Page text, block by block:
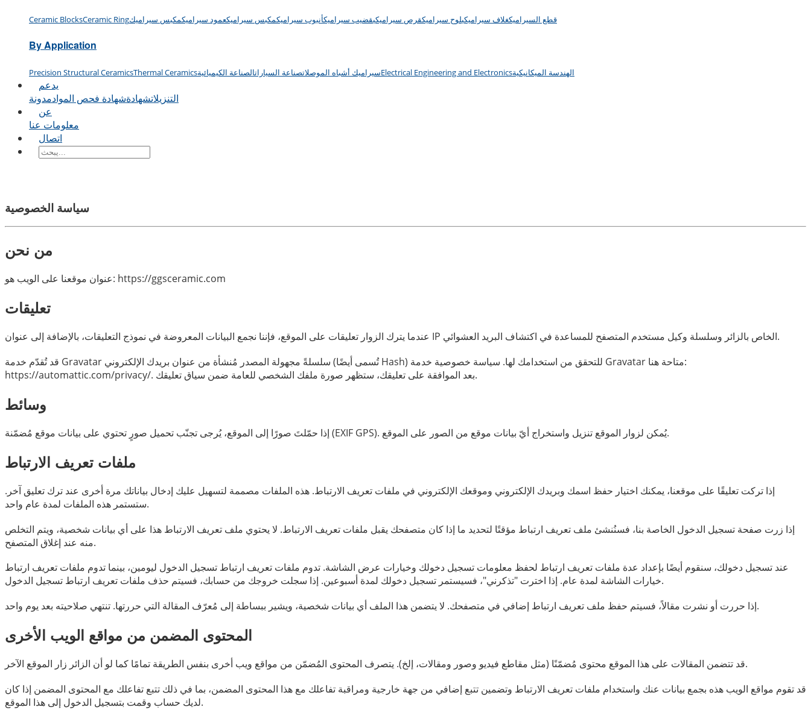
Ceramic BlocksCeramic Ring قطع السيراميكغلاف سيراميكيلوح سيراميكقرص سيراميكيقضيب سيراميكأنبوب سيراميكمكبس سيراميكعمود سيراميكمكبس سيراميك
By Application
Precision Structural CeramicsThermal Ceramics سيراميك أشباه الموصلاتصناعة السياراتالصناعة الكيميائية Electrical Engineering and Electronicsالهندسة الميكانيكية
يدعم
التنزيلاتشهادةشهادة فحص الموادمدونة
عن
معلومات عنا
اتصال
سياسة الخصوصية
من نحن
عنوان موقعنا على الويب هو: https://ggsceramic.com
تعليقات
عندما يترك الزوار تعليقات على الموقع، فإننا نجمع البيانات المعروضة في نموذج التعليقات، بالإضافة إلى عنوان IP الخاص بالزائر وسلسلة وكيل مستخدم المتصفح للمساعدة في اكتشاف البريد العشوائي.
قد تُقدّم خدمة Gravatar سلسلةً مجهولة المصدر مُنشأة من عنوان بريدك الإلكتروني (تُسمى أيضًا Hash) للتحقق من استخدامك لها. سياسة خصوصية خدمة Gravatar متاحة هنا:
https://automattic.com/privacy/. بعد الموافقة على تعليقك، ستظهر صورة ملفك الشخصي للعامة ضمن سياق تعليقك.
وسائط
إذا حمّلتَ صورًا إلى الموقع، يُرجى تجنّب تحميل صورٍ تحتوي على بيانات موقع مُضمّنة (EXIF GPS). يُمكن لزوار الموقع تنزيل واستخراج أيّ بيانات موقع من الصور على الموقع.
ملفات تعريف الارتباط
إذا تركت تعليقًا على موقعنا، يمكنك اختيار حفظ اسمك وبريدك الإلكتروني وموقعك الإلكتروني في ملفات تعريف الارتباط. هذه الملفات مصممة لتسهيل عليك إدخال بياناتك مرة أخرى عند ترك تعليق آخر.
ستستمر هذه الملفات لمدة عام واحد.
إذا زرت صفحة تسجيل الدخول الخاصة بنا، فسنُنشئ ملف تعريف ارتباط مؤقتًا لتحديد ما إذا كان متصفحك يقبل ملفات تعريف الارتباط. لا يحتوي ملف تعريف الارتباط هذا على أي بيانات شخصية، ويتم التخلص
منه عند إغلاق المتصفح.
عند تسجيل دخولك، سنقوم أيضًا بإعداد عدة ملفات تعريف ارتباط لحفظ معلومات تسجيل دخولك وخيارات عرض الشاشة. تدوم ملفات تعريف ارتباط تسجيل الدخول ليومين، بينما تدوم ملفات تعريف ارتباط
خيارات الشاشة لمدة عام. إذا اخترت "تذكرني"، فسيستمر تسجيل دخولك لمدة أسبوعين. إذا سجلت خروجك من حسابك، فسيتم حذف ملفات تعريف ارتباط تسجيل الدخول.
إذا حررت أو نشرت مقالاً، فسيتم حفظ ملف تعريف ارتباط إضافي في متصفحك. لا يتضمن هذا الملف أي بيانات شخصية، ويشير ببساطة إلى مُعرّف المقالة التي حررتها. تنتهي صلاحيته بعد يوم واحد.
المحتوى المضمن من مواقع الويب الأخرى
قد تتضمن المقالات على هذا الموقع محتوى مُضمّنًا (مثل مقاطع فيديو وصور ومقالات، إلخ). يتصرف المحتوى المُضمّن من مواقع ويب أخرى بنفس الطريقة تمامًا كما لو أن الزائر زار الموقع الآخر.
قد تقوم مواقع الويب هذه بجمع بيانات عنك واستخدام ملفات تعريف الارتباط وتضمين تتبع إضافي من جهة خارجية ومراقبة تفاعلك مع هذا المحتوى المضمن، بما في ذلك تتبع تفاعلك مع المحتوى المضمن إذا كان
لديك حساب وقمت بتسجيل الدخول إلى هذا الموقع.